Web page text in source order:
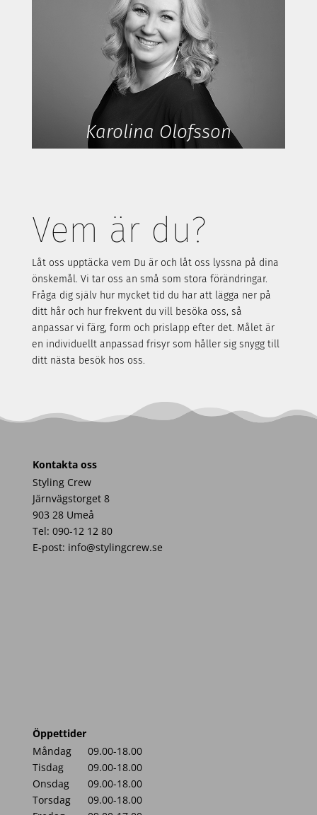
Karolina Olofsson
Vem är du?
Låt oss upptäcka vem Du är och låt oss lyssna på dina
önskemål. Vi tar oss an små som stora förändringar.
Fråga dig själv hur mycket tid du har att lägga ner på
ditt hår och hur frekvent du vill besöka oss, så
anpassar vi färg, form och prislapp efter det. Målet är
en individuellt anpassad frisyr som håller sig snygg till
ditt nästa besök hos oss.
Kontakta oss
Styling Crew
Järnvägstorget 8
903 28 Umeå
Tel: 090-12 12 80
E-post: info@stylingcrew.se
Öppettider
Måndag
Tisdag
Onsdag
Torsdag
09.00-18.00
09.00-18.00
09.00-18.00
09.00-18.00